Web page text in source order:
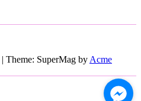
| Theme: SuperMag by Acme